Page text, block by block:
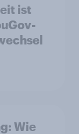
ist
Wie